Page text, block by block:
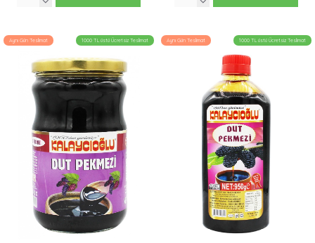
Aynı Gün Teslimat 1000 TL üstü Ücretsiz Teslimat Aynı Gün Teslimat 1000 TL üstü Ücretsiz Teslimat